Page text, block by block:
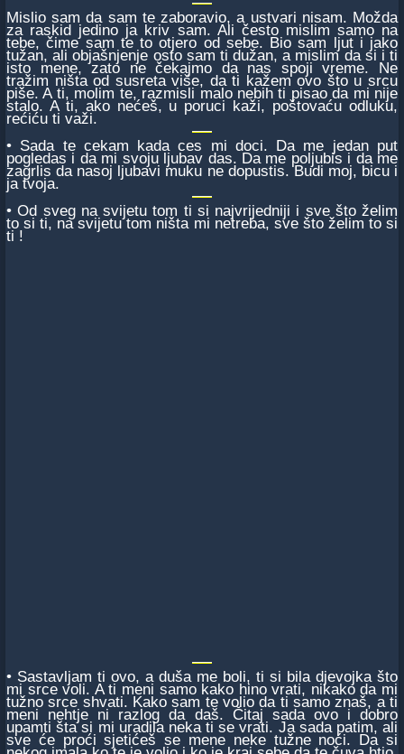
Mislio sam da sam te zaboravio, a ustvari nisam. Možda
za raskid jedino ja kriv sam. Ali često mislim samo na
tebe, čime sam te to otjero od sebe. Bio sam ljut i jako
tužan, ali objašnjenje osto sam ti dužan, a mislim da si i ti
isto mene, zato ne čekajmo da nas spoji vreme. Ne
tražim ništa od susreta više, da ti kažem ovo što u srcu
piše. A ti, molim te, razmisli malo nebih ti pisao da mi nije
stalo. A ti, ako nećeš, u poruci kaži, poštovaću odluku,
rećiću ti važi.
• Sada te cekam kada ces mi doci. Da me jedan put
pogledas i da mi svoju ljubav das. Da me poljubis i da me
zagrlis da nasoj ljubavi muku ne dopustis. Budi moj, bicu i
ja tvoja.
• Od sveg na svijetu tom ti si najvrijedniji i sve što želim
to si ti, na svijetu tom ništa mi netreba, sve što želim to si
ti !
• Sastavljam ti ovo, a duša me boli, ti si bila djevojka što
mi srce voli. A ti meni samo kako hino vrati, nikako da mi
tužno srce shvati. Kako sam te volio da ti samo znaš, a ti
meni nehtje ni razlog da daš. Čitaj sada ovo i dobro
upamti šta si mi uradila neka ti se vrati. Ja sada patim, ali
sve će proći sjetićeš se mene neke tužne noći. Da si